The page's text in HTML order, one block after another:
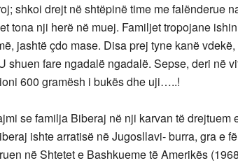
shkoi drejt në shtëpinë time me falënderue
tona nji herë në muej. Familjet tropojane
jashtë çdo mase. Disa prej tyne kanë
shuen fare ngadalë ngadalë. Sepse, deri në
600 gramësh i bukës dhe uji…..!
se familja Biberaj në nji karvan të drejtuem
ishte arratisë në Jugosllavi- burra, gra e
në Shtetet e Bashkueme të Amerikës